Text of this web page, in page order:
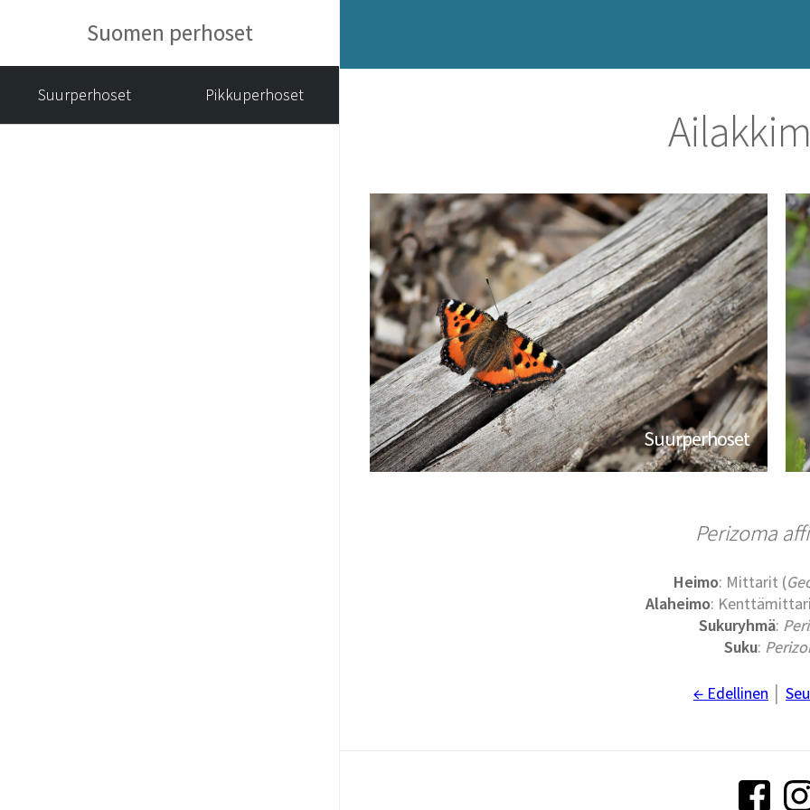
Suomen perhoset
Suurperhoset Pikkuperhoset
Suurperhoset
Perizoma
Heimo: Mittarit (
Alaheimo:
Sukuryhmä:
Suku:
← Edellinen